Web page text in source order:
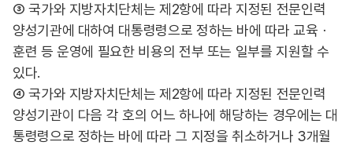
③ 국가와 지방자치단체는 제2항에 따라 지정된 전문인력
양성기관에 대하여 대통령령으로 정하는 바에 따라 교육ㆍ
훈련 등 운영에 필요한 비용의 전부 또는 일부를 지원할 수
있다.
④ 국가와 지방자치단체는 제2항에 따라 지정된 전문인력
양성기관이 다음 각 호의 어느 하나에 해당하는 경우에는 대
통령령으로 정하는 바에 따라 그 지정을 취소하거나 3개월